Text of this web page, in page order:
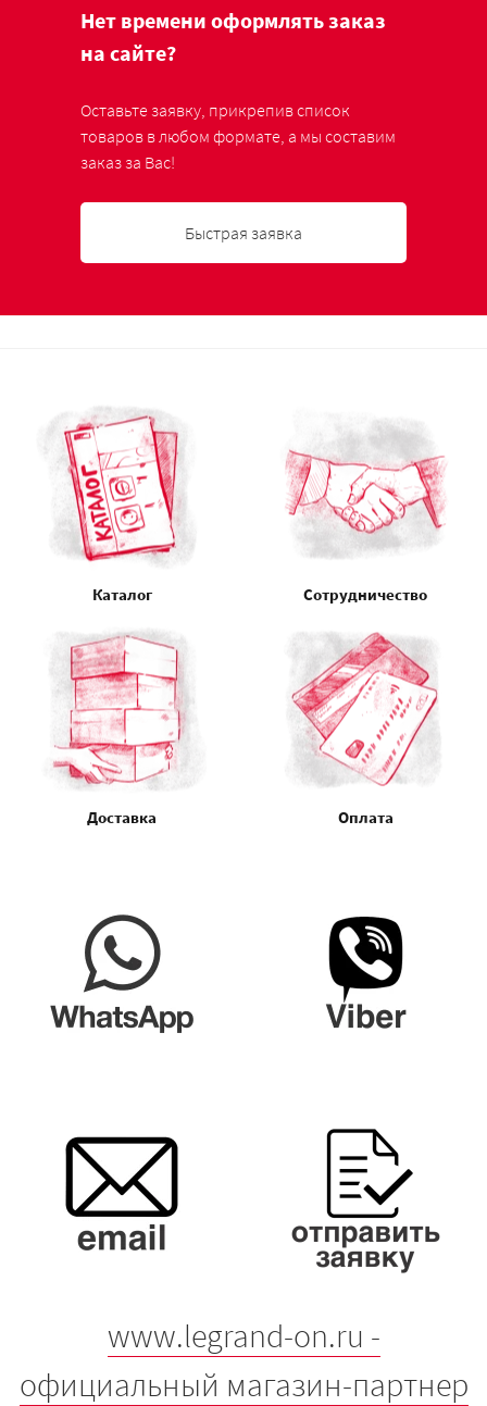
Нет времени оформлять заказ
на сайте?
Оставьте заявку, прикрепив список
товаров в любом формате, а мы составим
заказ за Вас!
Быстрая заявка
Каталог Сотрудничество
Доставка Оплата
www.legrand-on.ru -
официальный магазин-партнер